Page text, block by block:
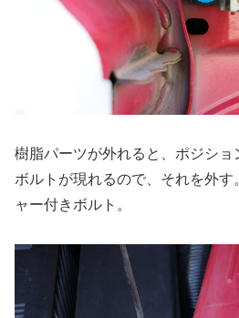
樹脂パーツが外れると、ポジショ
ボルトが現れるので、それを外
ャー付きボルト。